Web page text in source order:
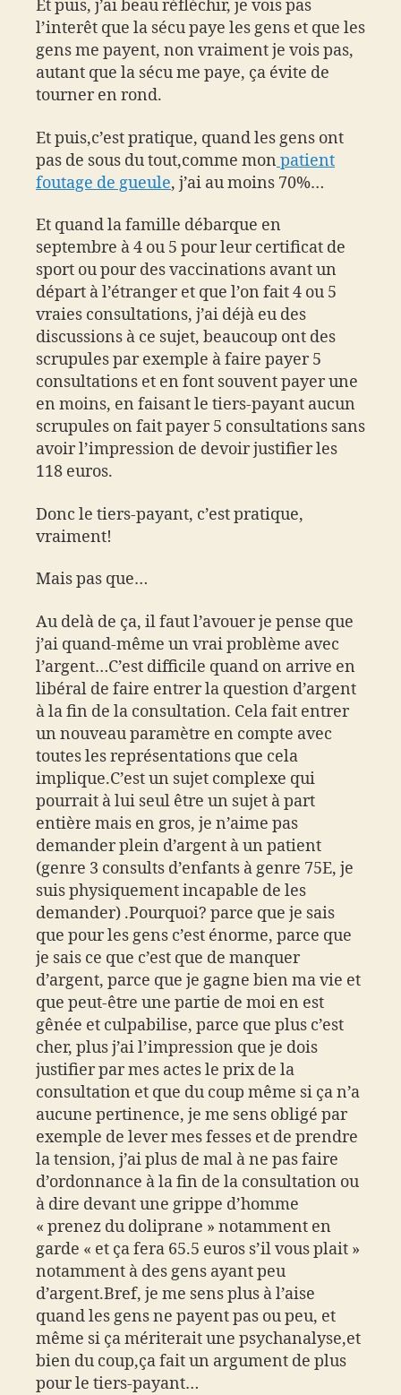
Et puis, j’ai beau réfléchir, je vois pas
l’interêt que la sécu paye les gens et que les
gens me payent, non vraiment je vois pas,
autant que la sécu me paye, ça évite de
tourner en rond.
Et puis,c’est pratique, quand les gens ont
pas de sous du tout,comme mon patient
foutage de gueule, j’ai au moins 70%…
Et quand la famille débarque en
septembre à 4 ou 5 pour leur certificat de
sport ou pour des vaccinations avant un
départ à l’étranger et que l’on fait 4 ou 5
vraies consultations, j’ai déjà eu des
discussions à ce sujet, beaucoup ont des
scrupules par exemple à faire payer 5
consultations et en font souvent payer une
en moins, en faisant le tiers-payant aucun
scrupules on fait payer 5 consultations sans
avoir l’impression de devoir justifier les
118 euros.
Donc le tiers-payant, c’est pratique,
vraiment!
Mais pas que…
Au delà de ça, il faut l’avouer je pense que
j’ai quand-même un vrai problème avec
l’argent…C’est difficile quand on arrive en
libéral de faire entrer la question d’argent
à la fin de la consultation. Cela fait entrer
un nouveau paramètre en compte avec
toutes les représentations que cela
implique.C’est un sujet complexe qui
pourrait à lui seul être un sujet à part
entière mais en gros, je n’aime pas
demander plein d’argent à un patient
(genre 3 consults d’enfants à genre 75E, je
suis physiquement incapable de les
demander) .Pourquoi? parce que je sais
que pour les gens c’est énorme, parce que
je sais ce que c’est que de manquer
d’argent, parce que je gagne bien ma vie et
que peut-être une partie de moi en est
gênée et culpabilise, parce que plus c’est
cher, plus j’ai l’impression que je dois
justifier par mes actes le prix de la
consultation et que du coup même si ça n’a
aucune pertinence, je me sens obligé par
exemple de lever mes fesses et de prendre
la tension, j’ai plus de mal à ne pas faire
d’ordonnance à la fin de la consultation ou
à dire devant une grippe d’homme
« prenez du doliprane » notamment en
garde « et ça fera 65.5 euros s’il vous plait »
notamment à des gens ayant peu
d’argent.Bref, je me sens plus à l’aise
quand les gens ne payent pas ou peu, et
même si ça mériterait une psychanalyse,et
bien du coup,ça fait un argument de plus
pour le tiers-payant…